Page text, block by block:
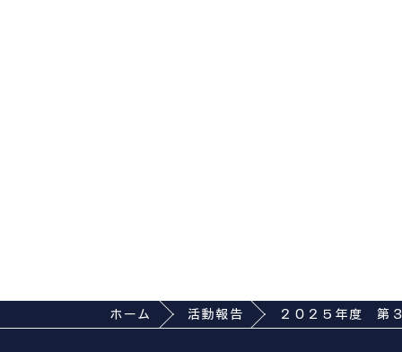
ホーム 活動報告 ２０２５年度 第